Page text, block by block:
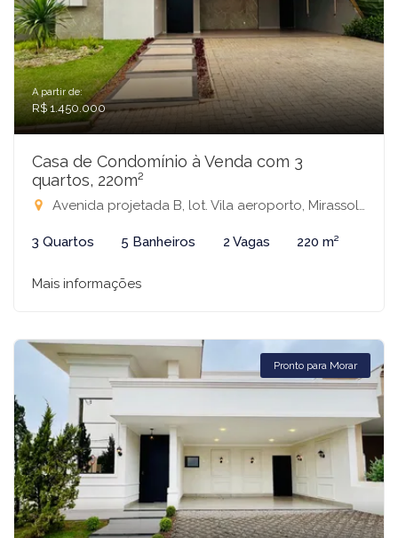
A partir de:
R$ 1.450.000
Casa de Condomínio à Venda com 3
quartos, 220m²
Avenida projetada B, lot. Vila aeroporto, Mirassol, Quadra 15 - Condomínio Residencial Terra Vista, Mirassol-SP
3 Quartos 5 Banheiros 2 Vagas 220 m²
Mais informações
Pronto para Morar